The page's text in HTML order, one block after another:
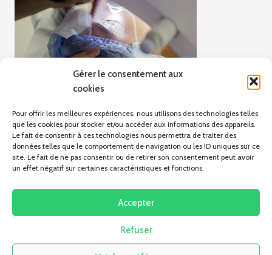
Gérer le consentement aux
cookies
Pour offrir les meilleures expériences, nous utilisons des technologies telles
que les cookies pour stocker et/ou accéder aux informations des appareils.
Le fait de consentir à ces technologies nous permettra de traiter des
données telles que le comportement de navigation ou les ID uniques sur ce
site. Le fait de ne pas consentir ou de retirer son consentement peut avoir
un effet négatif sur certaines caractéristiques et fonctions.
Accepter
Refuser
ARTICLE PRÉCÉDENT
Pas d'articles pour le moment.